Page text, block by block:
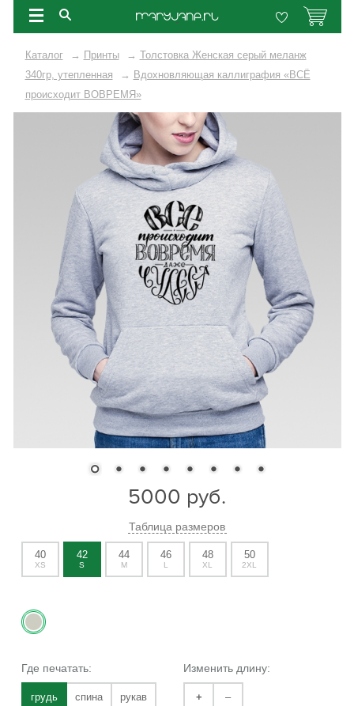
Каталог → Принты → Толстовка Женская серый меланж
340гр, утепленная
→ Вдохновляющая каллиграфия «ВСЁ
происходит ВОВРЕМЯ»
5000 руб.
Таблица размеров
40
XS
42
S
44
M
46
L
48
XL
50
2XL
Где печатать:
грудь спина рукав
Изменить длину:
+ –